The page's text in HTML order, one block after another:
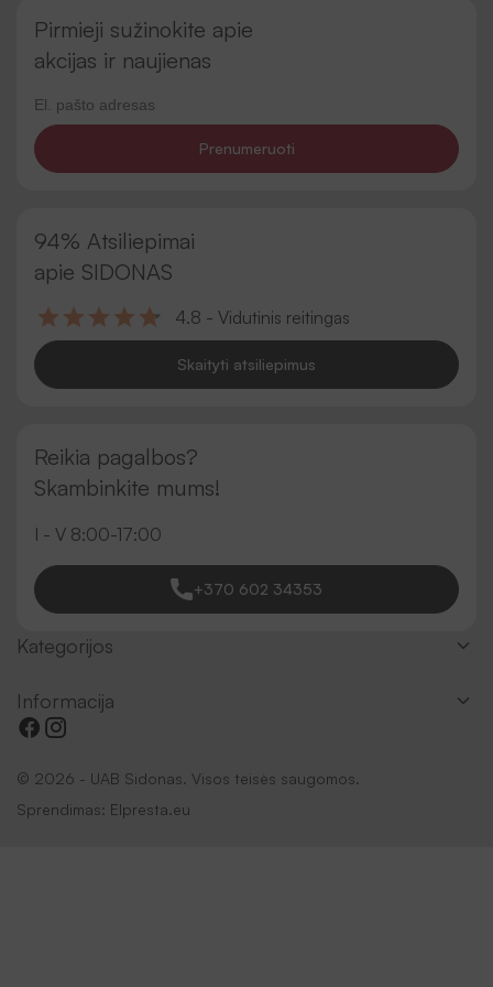
Pirmieji sužinokite apie
akcijas ir naujienas
Prenumeruoti
94% Atsiliepimai
apie SIDONAS
4.8 - Vidutinis reitingas
Skaityti atsiliepimus
Reikia pagalbos?
Skambinkite mums!
I - V 8:00-17:00
+370 602 34353
Kategorijos
Informacija
© 2026 - UAB Sidonas. Visos teisės saugomos.
Sprendimas: Elpresta.eu